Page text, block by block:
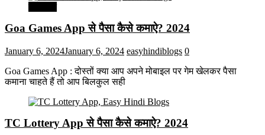
Goa Games App से पैसा कैसे कमाऐ? 2024
January 6, 2024January 6, 2024 easyhindiblogs 0
Goa Games App : दोस्तों क्या आप अपने मोबाइल पर गेम खेलकर पैसा
कमाना चाहते हैं तो आप बिलकुल सही
TC Lottery App से पैसा कैसे कमाऐ? 2024